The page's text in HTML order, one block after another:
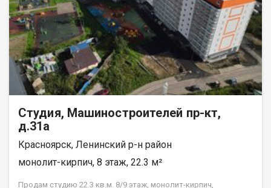
Студия, Машиностроителей пр-кт,
д.31а
Красноярск, Ленинский р-н район
монолит-кирпич, 8 этаж, 22.3 м²
Продам студию 22.3 кв.м. 8/9 этаж, монолит-кирпич,